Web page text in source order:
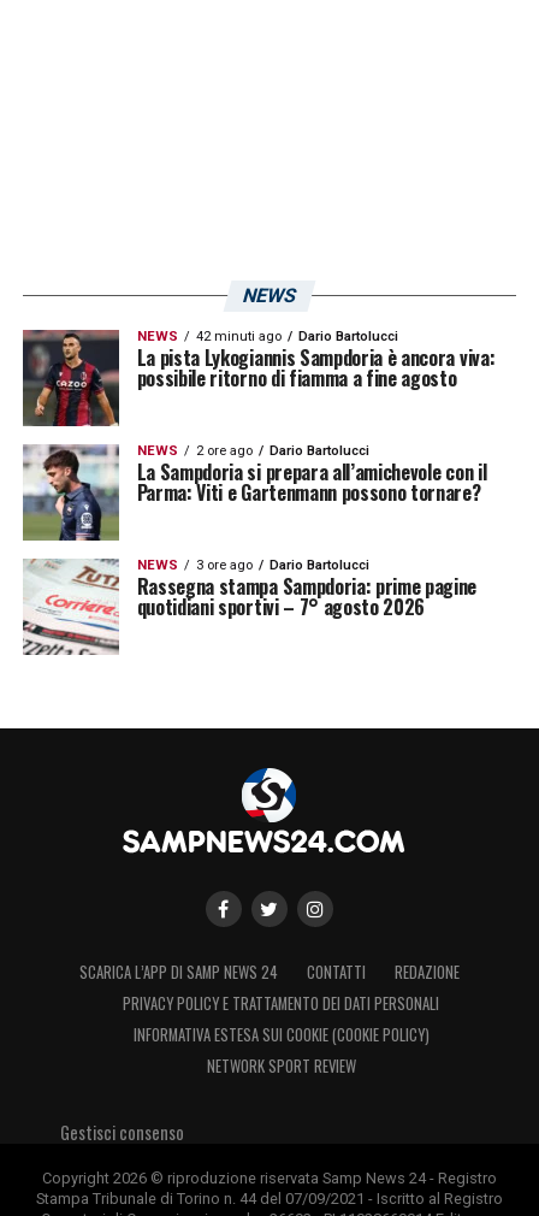
NEWS
NEWS 42 minuti ago Dario Bartolucci
La pista Lykogiannis Sampdoria è ancora viva:
possibile ritorno di fiamma a fine agosto
NEWS 2 ore ago Dario Bartolucci
La Sampdoria si prepara all’amichevole con il
Parma: Viti e Gartenmann possono tornare?
NEWS 3 ore ago Dario Bartolucci
Rassegna stampa Sampdoria: prime pagine
quotidiani sportivi – 7° agosto 2026
SCARICA L’APP DI SAMP NEWS 24 CONTATTI
REDAZIONE
PRIVACY POLICY E TRATTAMENTO DEI DATI PERSONALI
INFORMATIVA ESTESA SUI COOKIE (COOKIE POLICY)
NETWORK SPORT REVIEW
Gestisci consenso
Copyright 2026 © riproduzione riservata Samp News 24 - Registro
Stampa Tribunale di Torino n. 44 del 07/09/2021 - Iscritto al Registro